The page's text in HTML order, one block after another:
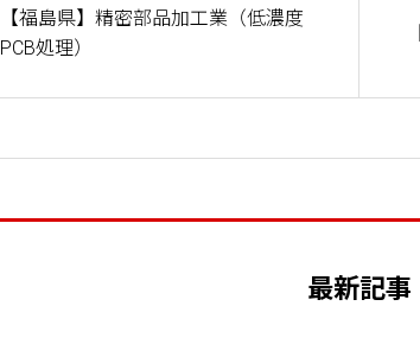
【福島県】精密部品加工業（低濃度
PCB処理）
最新記事